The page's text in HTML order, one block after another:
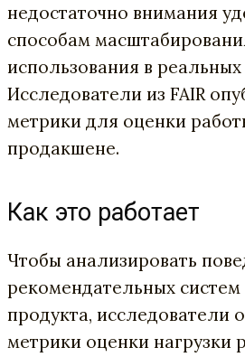
недостаточно внимания
способам
использования в реальных
Исследователи из FAIR
метрики для оценки
продакшене.
Как это работает
Чтобы анализировать
рекомендательных систем
продукта, исследователи
метрики оценки нагрузки